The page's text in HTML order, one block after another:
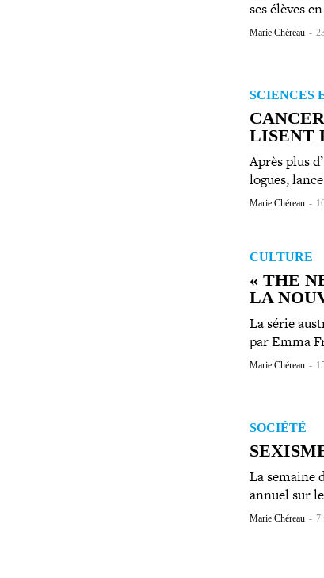
ses élèves
Marie Chéreau -
SCIENCES
LISENT
Après plus
logues,
Marie Chéreau -
CULTURE
« THE
LA
La série
par Emma
Marie Chéreau -
SOCIÉTÉ
La semaine
annuel sur
Marie Chéreau - 7